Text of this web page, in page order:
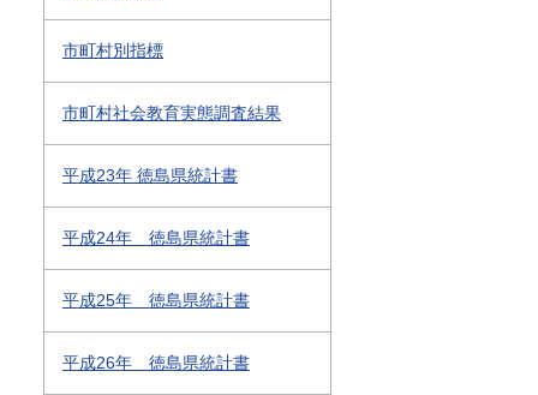
市町村別指標
市町村社会教育実態調査結果
平成23年 徳島県統計書
平成24年 徳島県統計書
平成25年 徳島県統計書
平成26年 徳島県統計書